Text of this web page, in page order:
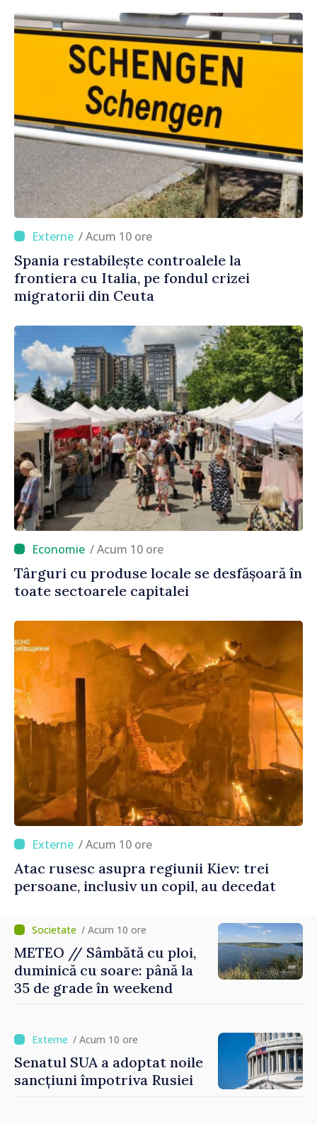
/ Acum 10 ore
Spania restabilește controalele la
frontiera cu Italia, pe fondul crizei
migratorii din Ceuta
/ Acum 10 ore
Târguri cu produse locale se desfășoară în
toate sectoarele capitalei
/ Acum 10 ore
Atac rusesc asupra regiunii Kiev: trei
persoane, inclusiv un copil, au decedat
/ Acum 10 ore
METEO // Sâmbătă cu ploi,
duminică cu soare: până la
35 de grade în weekend
/ Acum 10 ore
Senatul SUA a adoptat noile
sancțiuni împotriva Rusiei